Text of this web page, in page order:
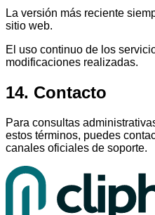
La versión más reciente
sitio web.
El uso continuo de los
modificaciones realizadas.
14. Contacto
Para consultas
estos términos, puedes
canales oficiales de soporte.